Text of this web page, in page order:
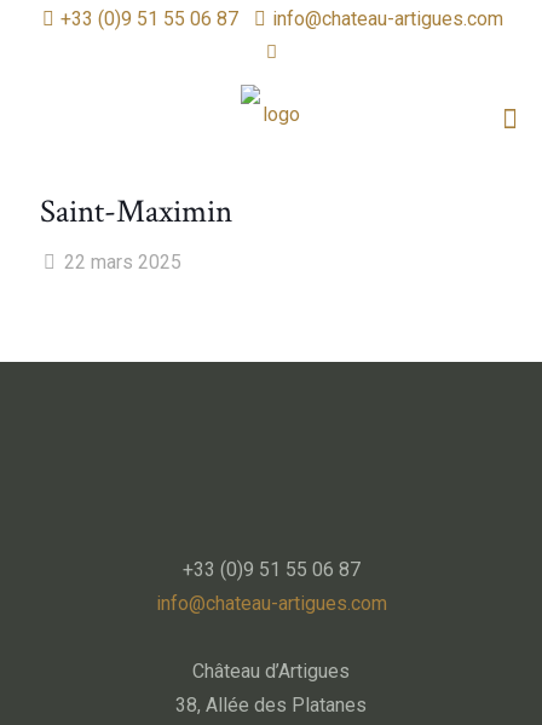
+33 (0)9 51 55 06 87 info@chateau-artigues.com
Saint-Maximin
22 mars 2025
+33 (0)9 51 55 06 87
info@chateau-artigues.com
Château d’Artigues
38, Allée des Platanes